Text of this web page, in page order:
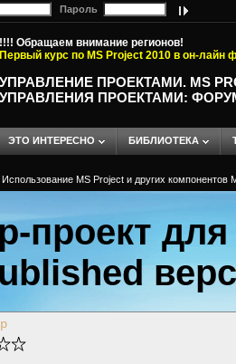
Пароль
!!!! Обращаем внимание регионов!
Первый курс по MS Project 2010 в он-лайн
УПРАВЛЕНИЕ ПРОЕКТАМИ. MS
УПРАВЛЕНИЯ ПРОЕКТАМИ:
ЭТО ИНТЕРЕСНО БИБЛИОТЕКА
Использование MS Project и других компонентов
проект